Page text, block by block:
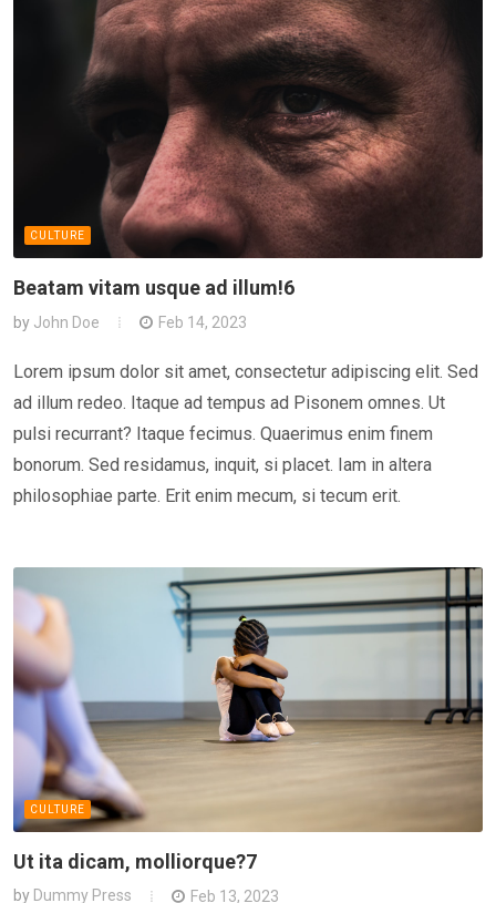
CULTURE
Beatam vitam usque ad illum!6
by John Doe Feb 14, 2023
Lorem ipsum dolor sit amet, consectetur adipiscing elit. Sed
ad illum redeo. Itaque ad tempus ad Pisonem omnes. Ut
pulsi recurrant? Itaque fecimus. Quaerimus enim finem
bonorum. Sed residamus, inquit, si placet. Iam in altera
philosophiae parte. Erit enim mecum, si tecum erit.
CULTURE
Ut ita dicam, molliorque?7
by Dummy Press Feb 13, 2023